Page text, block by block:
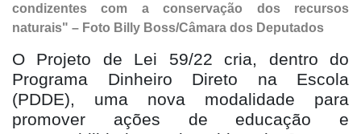
condizentes com a conservação dos recursos
naturais" – Foto Billy Boss/Câmara dos Deputados
O Projeto de Lei 59/22 cria, dentro do
Programa Dinheiro Direto na Escola
(PDDE), uma nova modalidade para
promover ações de educação e